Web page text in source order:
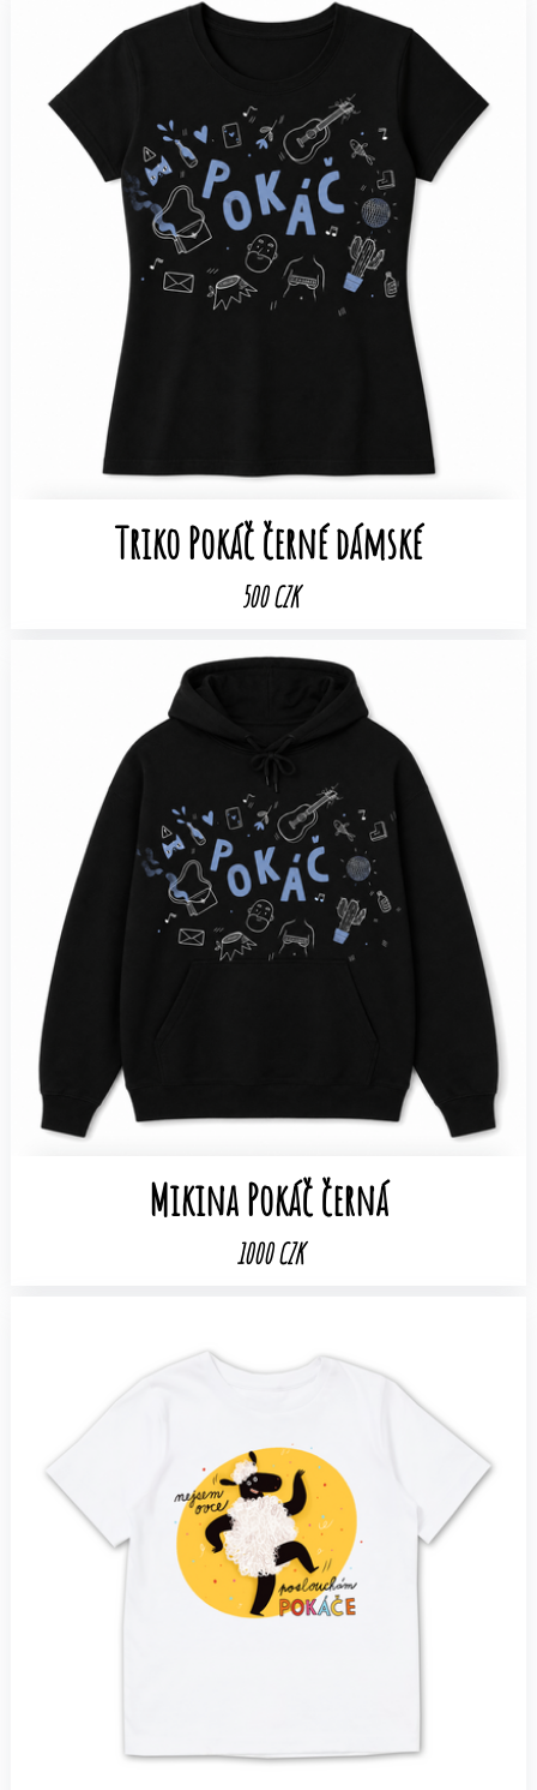
Triko Pokáč černé dámské
500 CZK
Mikina Pokáč černá
1000 CZK